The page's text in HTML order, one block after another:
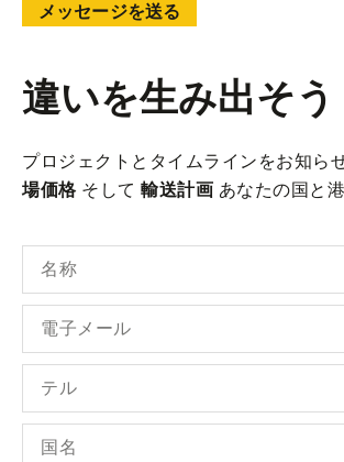
メッセージを送る
違いを生み出そう
プロジェクトとタイムラインをお知ら
場価格そして 輸送計画 あなたの国と